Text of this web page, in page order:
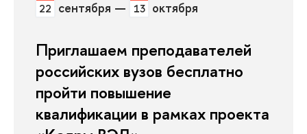
22 сентября — 13 октября
Приглашаем преподавателей
российских вузов бесплатно
пройти повышение
квалификации в рамках проекта